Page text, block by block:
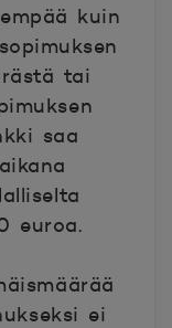
kuin
tai
saa
euroa.
ei